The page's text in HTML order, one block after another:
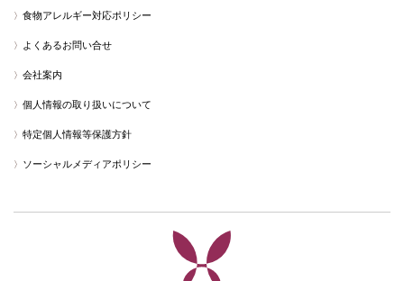
食物アレルギー対応ポリシー
よくあるお問い合せ
会社案内
個人情報の取り扱いについて
特定個人情報等保護方針
ソーシャルメディアポリシー